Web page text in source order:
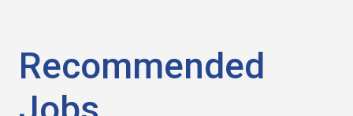
Recommended